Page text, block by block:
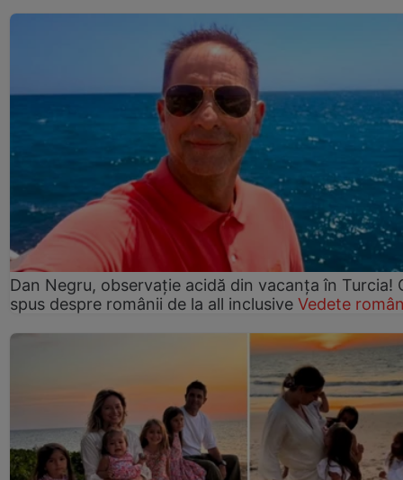
Dan Negru, observație acidă din vacanța în Turcia!
spus despre românii de la all inclusive Vedete